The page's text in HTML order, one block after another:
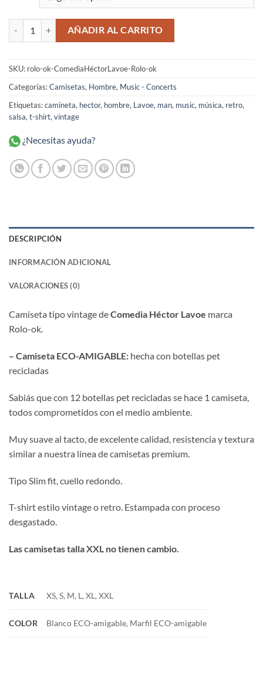
Comedia Héctor Lavoe camiseta Rolo-ok cantidad
AÑADIR AL CARRITO
SKU: rolo-ok-ComediaHéctorLavoe-Rolo-ok
Categorías:Camisetas, Hombre, Music - Concerts
Etiquetas:camineta, hector, hombre, Lavoe, man, music, música, retro,
salsa, t-shirt, vintage
¿Necesitas ayuda?
DESCRIPCIÓN
INFORMACIÓN ADICIONAL
VALORACIONES (0)
Camiseta tipo vintage deComedia Héctor Lavoe marca
Rolo-ok.
– Camiseta ECO-AMIGABLE: hecha con botellas pet
recicladas
Sabiás que con 12 botellas pet recicladas se hace 1 camiseta,
todos comprometidos con el medio ambiente.
Muy suave al tacto, de excelente calidad, resistencia y textura
similar a nuestra línea de camisetas premium.
Tipo Slim fit, cuello redondo.
T-shirt estilo vintage o retro. Estampada con proceso
desgastado.
Las camisetas talla XXL no tienen cambio.
PRODUCTOS RELACIONADOS